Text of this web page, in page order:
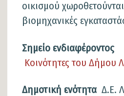
οικισμού
βιομηχανικές
Σημείο ενδιαφέροντος
Κοινότητες του Δήμου
Δημοτική ενότητα Δ.Ε.